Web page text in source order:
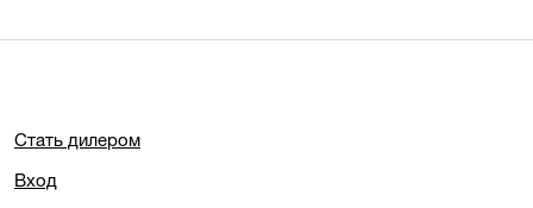
Стать дилером
Вход